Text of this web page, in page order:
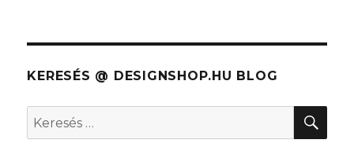
KERESÉS @ DESIGNSHOP.HU BLOG
Keresés
a